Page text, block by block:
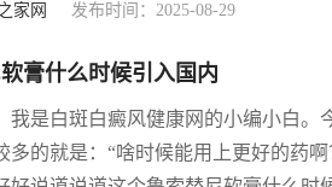
家网 发布时间：2025-08-29
膏什么时候引入国内
我是白斑白癜风健康网的小编小白
多的就是：“啥时候能用上更好的药